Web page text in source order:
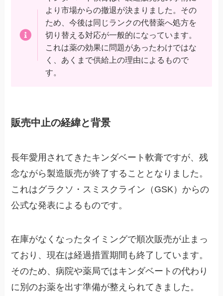
より市場からの撤退が決まりました。その
ため、今後は同じランクの代替薬へ処方を
切り替える対応が一般的になっています。
これは薬の効果に問題があったわけではな
く、あくまで供給上の理由によるもので
す。
販売中止の経緯と背景
長年愛用されてきたキンダベート軟膏ですが、残
念ながら製造販売が終了することとなりました。
これはグラクソ・スミスクライン（GSK）からの
公式な発表によるものです。
在庫がなくなったタイミングで順次販売が止まっ
ており、現在は経過措置期間も終了しています。
そのため、病院や薬局ではキンダベートの代わり
に別のお薬を出す準備が整えられてきました。